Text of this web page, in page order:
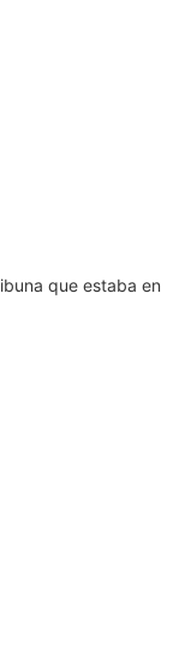
que estaba en